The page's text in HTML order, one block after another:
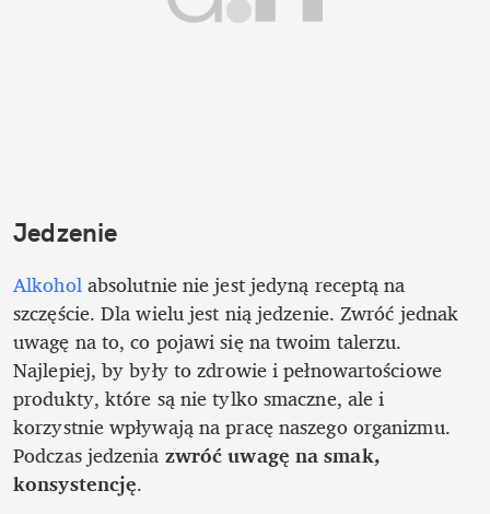
Jedzenie
Alkohol absolutnie nie jest jedyną receptą na
szczęście. Dla wielu jest nią jedzenie. Zwróć jednak
uwagę na to, co pojawi się na twoim talerzu.
Najlepiej, by były to zdrowie i pełnowartościowe
produkty, które są nie tylko smaczne, ale i
korzystnie wpływają na pracę naszego organizmu.
Podczas jedzenia zwróć uwagę na smak,
konsystencję.